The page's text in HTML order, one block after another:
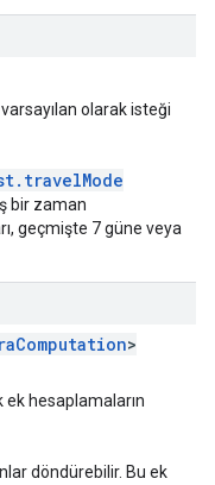
olarak isteği
bir zaman
geçmişte 7 güne veya
>
hesaplamaların
döndürebilir. Bu ek